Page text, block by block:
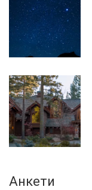
Анкети